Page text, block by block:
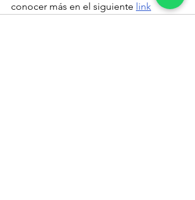
conocer más en el siguiente link